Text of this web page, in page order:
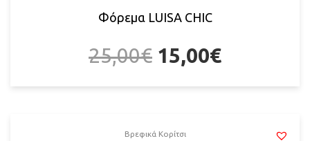
Φόρεμα LUISA CHIC
25,00€ 15,00€
Βρεφικά Κορίτσι